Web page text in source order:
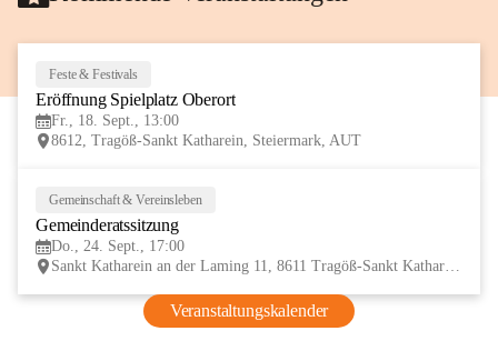
Feste & Festivals
Eröffnung Spielplatz Oberort
Fr., 18. Sept., 13:00
8612, Tragöß-Sankt Katharein, Steiermark, AUT
Gemeinschaft & Vereinsleben
Gemeinderatssitzung
Do., 24. Sept., 17:00
Sankt Katharein an der Laming 11, 8611 Tragöß-Sankt Katharein, AUT
Veranstaltungskalender